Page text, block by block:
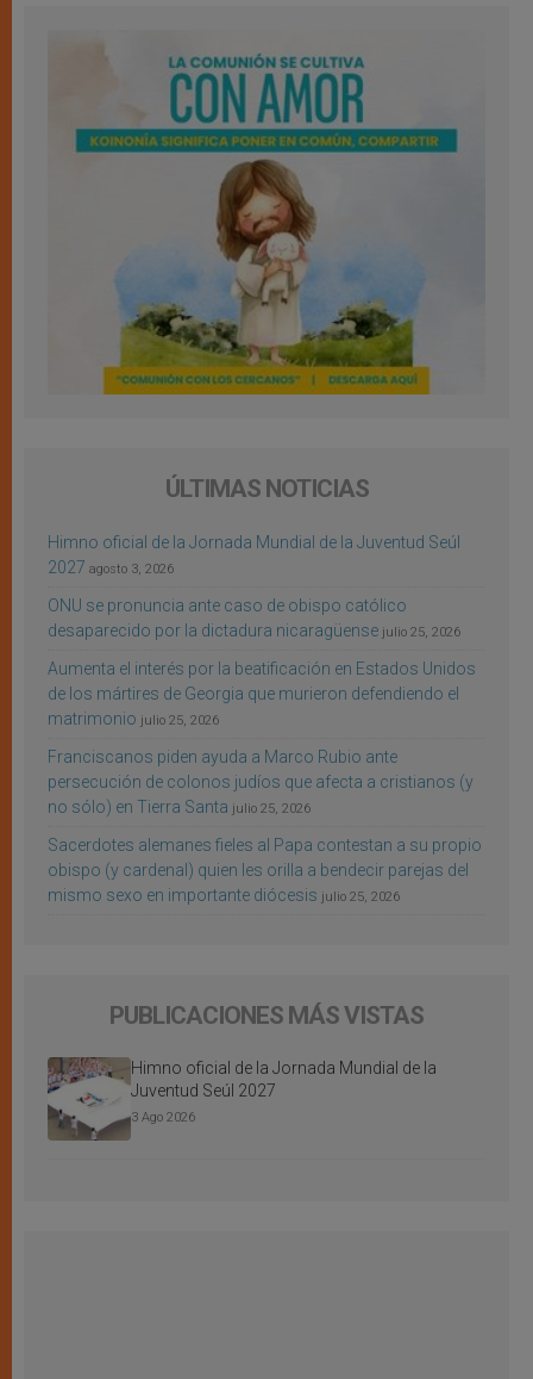
ÚLTIMAS NOTICIAS
Himno oficial de la Jornada Mundial de la Juventud Seúl
2027 agosto 3, 2026
ONU se pronuncia ante caso de obispo católico
desaparecido por la dictadura nicaragüense julio 25, 2026
Aumenta el interés por la beatificación en Estados Unidos
de los mártires de Georgia que murieron defendiendo el
matrimonio julio 25, 2026
Franciscanos piden ayuda a Marco Rubio ante
persecución de colonos judíos que afecta a cristianos (y
no sólo) en Tierra Santa julio 25, 2026
Sacerdotes alemanes fieles al Papa contestan a su propio
obispo (y cardenal) quien les orilla a bendecir parejas del
mismo sexo en importante diócesis julio 25, 2026
PUBLICACIONES MÁS VISTAS
Himno oficial de la Jornada Mundial de la
Juventud Seúl 2027
3 Ago 2026